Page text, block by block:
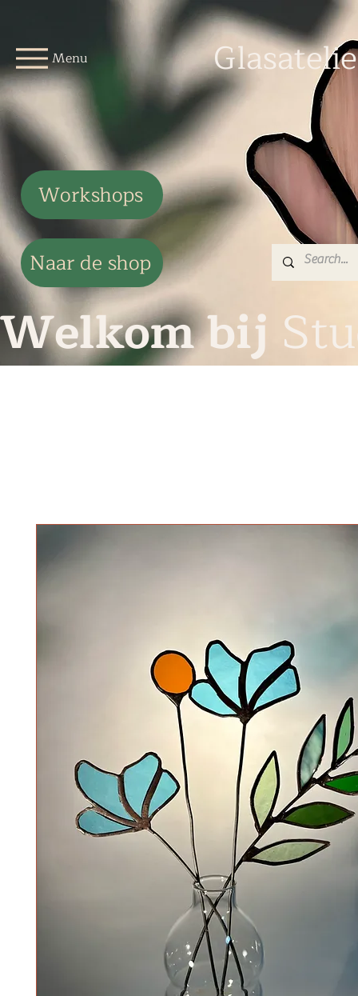
Menu
Workshops
Naar de shop
Welkom bij